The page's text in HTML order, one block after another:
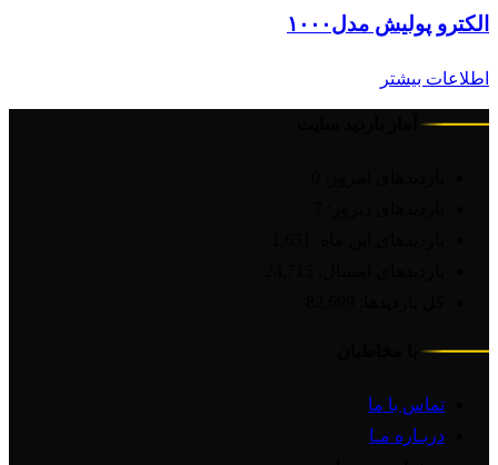
الکترو پولیش مدل۱۰۰۰
اطلاعات بیشتر
تماس با ما
دربـاره مـا